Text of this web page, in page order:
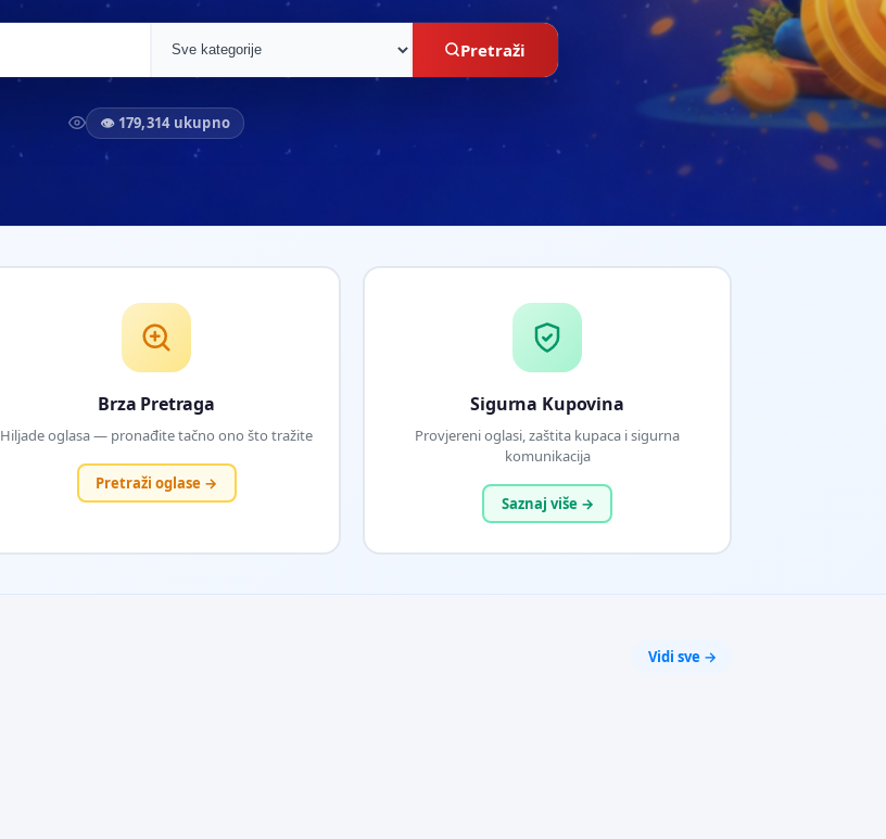
Pretraži
👁 179,314 ukupno
Brza Pretraga
Hiljade oglasa — pronađite tačno ono što tražite
Pretraži oglase →
Sigurna Kupovina
Provjereni oglasi, zaštita kupaca i sigurna
komunikacija
Saznaj više →
Vidi sve →